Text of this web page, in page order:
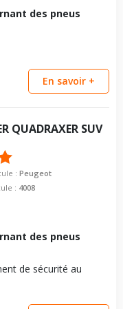
des pneus
En savoir +
QUADRAXER SUV
: Peugeot
: 4008
des pneus
de sécurité au